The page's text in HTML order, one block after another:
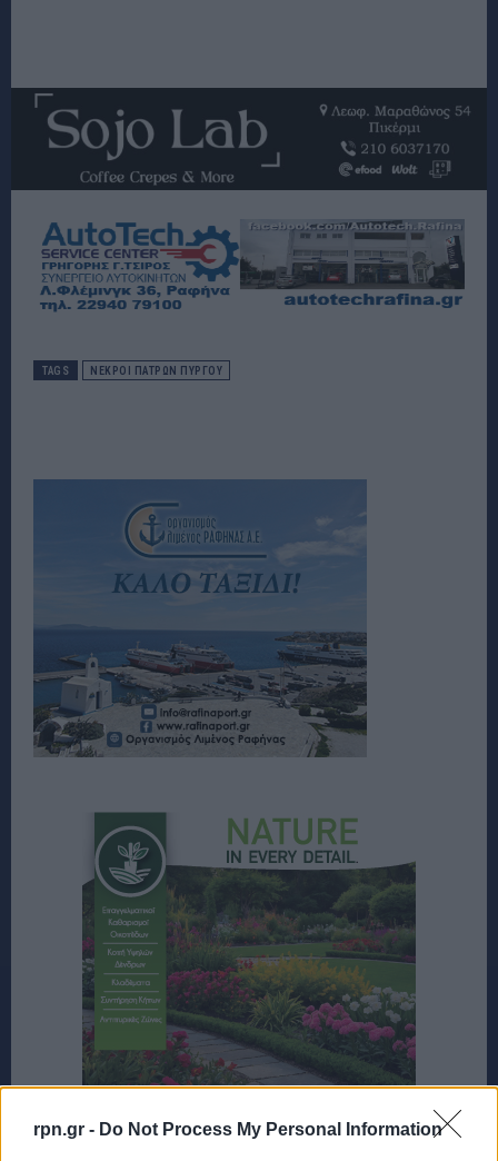
rpn.gr - Do Not Process My Personal Information
TAGS ΝΕΚΡΟΙ ΠΑΤΡΩΝ ΠΥΡΓΟΥ